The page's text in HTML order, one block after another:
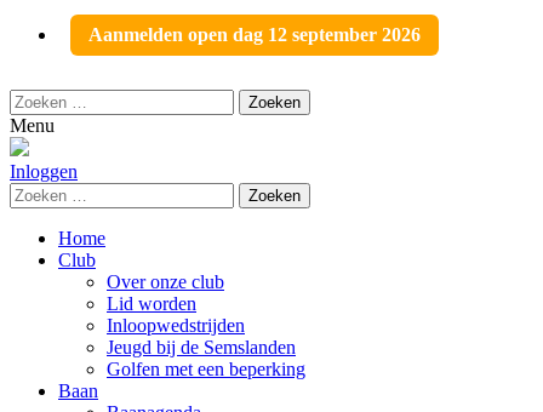
Aanmelden open dag 12 september 2026
Zoeken
naar:
Menu
Inloggen
Zoeken
naar:
Home
Club
Over onze club
Lid worden
Inloopwedstrijden
Jeugd bij de Semslanden
Golfen met een beperking
Baan